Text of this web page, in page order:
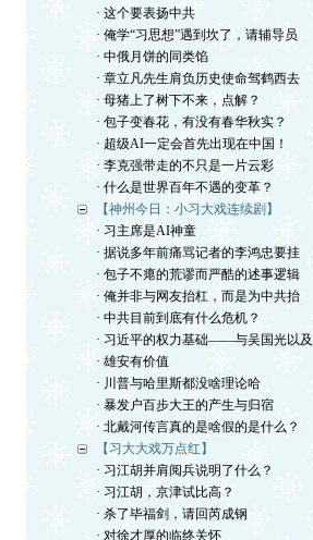
· 这个要表扬中共
· 俺学“习思想”遇到坎了，请辅导员
· 中俄月饼的同类馅
· 章立凡先生肩负历史使命驾鹤西去
· 母猪上了树下不来，点解？
· 包子变春花，有没有春华秋实？
· 超级AI一定会首先出现在中国！
· 李克强带走的不只是一片云彩
· 什么是世界百年不遇的变革？
【神州今日：小习大戏连续剧】
· 习主席是AI神童
· 据说多年前痛骂记者的李鸿忠要挂
· 包子不瘪的荒谬而严酷的述事逻辑
· 俺并非与网友抬杠，而是为中共抬
· 中共目前到底有什么危机？
· 习近平的权力基础——与吴国光以及
· 雄安有价值
· 川普与哈里斯都没啥理论哈
· 暴发户百步大王的产生与归宿
· 北戴河传言真的是啥假的是什么？
【习大大戏万点红】
· 习江胡并肩阅兵说明了什么？
· 习江胡，京津试比高？
· 杀了毕福剑，请回芮成钢
· 对徐才厚的临终关怀